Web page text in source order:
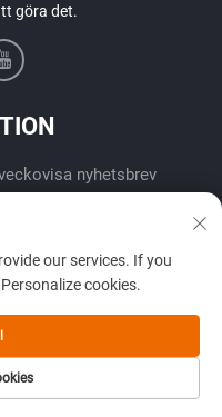
göra det.
nyhetsbrev
our services. If you
cookies.